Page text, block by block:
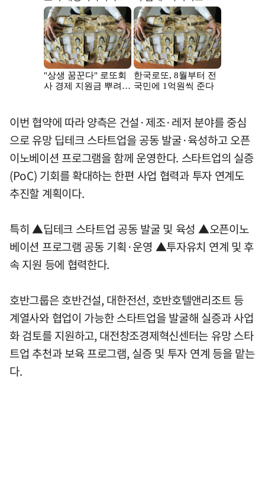
이번 협약에 따라 양측은 건설·제조·레저 분야를 중심
으로 유망 딥테크 스타트업을 공동 발굴·육성하고 오픈
이노베이션 프로그램을 함께 운영한다. 스타트업의 실증
(PoC) 기회를 확대하는 한편 사업 협력과 투자 연계도
추진할 계획이다.
특히 ▲딥테크 스타트업 공동 발굴 및 육성 ▲오픈이노
베이션 프로그램 공동 기획·운영 ▲투자유치 연계 및 후
속 지원 등에 협력한다.
호반그룹은 호반건설, 대한전선, 호반호텔앤리조트 등
계열사와 협업이 가능한 스타트업을 발굴해 실증과 사업
화 검토를 지원하고, 대전창조경제혁신센터는 유망 스타
트업 추천과 보육 프로그램, 실증 및 투자 연계 등을 맡는
다.